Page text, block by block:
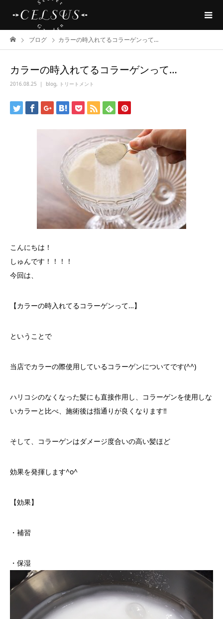
ブログ カラーの時入れてるコラーゲンって…
カラーの時入れてるコラーゲンって…
2016.08.25 blog, トリートメント
こんにちは！
しゅんです！！！！
今回は、
【カラーの時入れてるコラーゲンって…】
ということで
当店でカラーの際使用しているコラーゲンについてです(^^)
ハリコシのなくなった髪にも直接作用し、コラーゲンを使用しな
いカラーと比べ、施術後は指通りが良くなります‼︎
そして、コラーゲンはダメージ度合いの高い髪ほど
効果を発揮します^o^
【効果】
・補習
・保湿